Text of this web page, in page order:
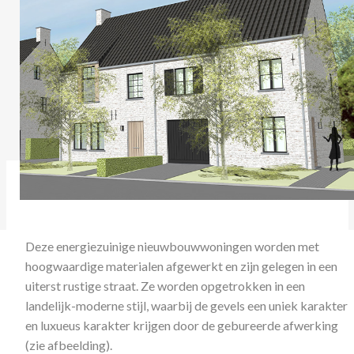
Deze energiezuinige nieuwbouwwoningen worden met
hoogwaardige materialen afgewerkt en zijn gelegen in een
uiterst rustige straat. Ze worden opgetrokken in een
landelijk-moderne stijl, waarbij de gevels een uniek karakter
en luxueus karakter krijgen door de gebureerde afwerking
(zie afbeelding).